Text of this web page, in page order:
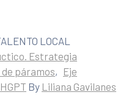
Estrategia
páramos‚ Eje
By Liliana Gavilanes